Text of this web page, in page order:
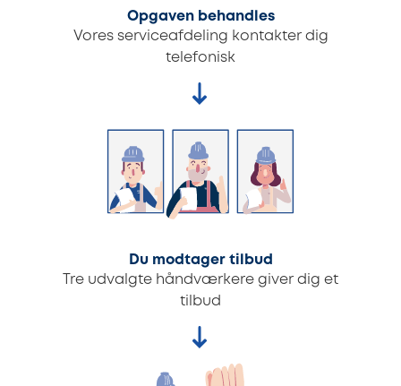
Opgaven behandles
Vores serviceafdeling kontakter dig
telefonisk
Du modtager tilbud
Tre udvalgte håndværkere giver dig et
tilbud